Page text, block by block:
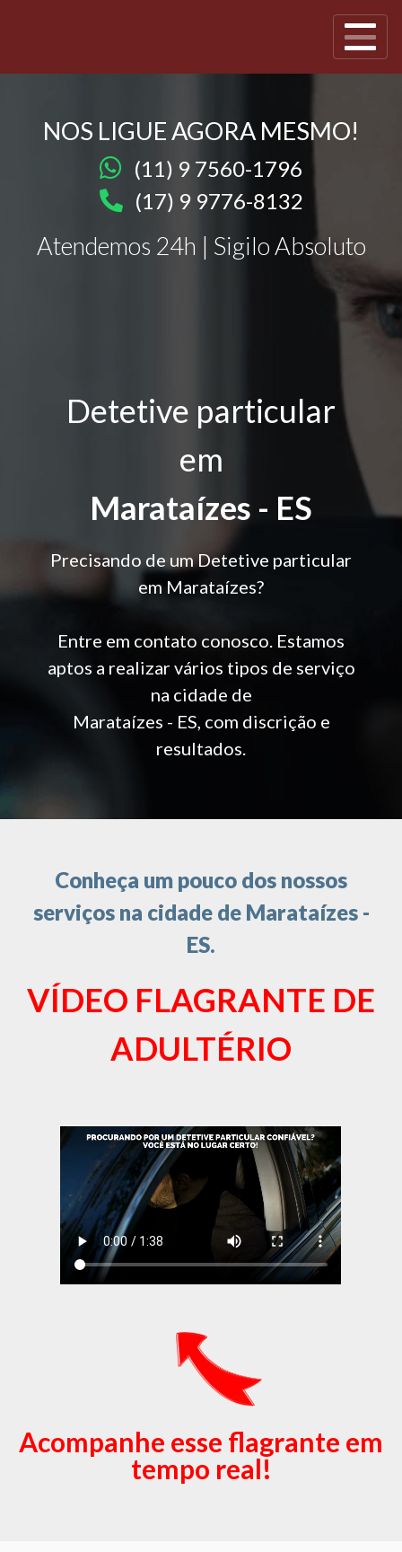
NOS LIGUE AGORA MESMO!
(11) 9 7560-1796
(17) 9 9776-8132
Atendemos 24h | Sigilo Absoluto
Detetive particular
em
Marataízes - ES
Precisando de um Detetive particular
em Marataízes?
Entre em contato conosco. Estamos
aptos a realizar vários tipos de serviço
na cidade de
Marataízes - ES, com discrição e
resultados.
Conheça um pouco dos nossos
serviços na cidade de Marataízes -
ES.
VÍDEO FLAGRANTE DE
ADULTÉRIO
Acompanhe esse flagrante em
tempo real!